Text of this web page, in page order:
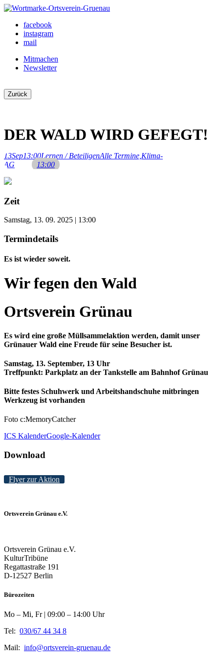
Skip
content
Ortsverein Grünau
Veranstaltungen und Angebote in Ihrem Bezirk
facebook
instagram
mail
Mitmachen
Newsletter
Zurück
DER WALD WIRD GEFEGT!
13Sep13:00Lernen / BeteiligenAlle Termine, Klima-
AG
13:00
Zeit
Samstag, 13. 09. 2025 | 13:00
Termindetails
Es ist wieder soweit.
Wir fegen den Wald
Ortsverein Grünau
Es wird eine große Müllsammelaktion werden, damit unser
Grünauer Wald eine Freude für seine Besucher ist.
Samstag, 13. September, 13 Uhr
Treffpunkt: Parkplatz an der Tankstelle am Bahnhof Grünau
Bitte festes Schuhwerk und Arbeitshandschuhe mitbringen
Werkzeug ist vorhanden
Foto c:MemoryCatcher
ICS KalenderGoogle-Kalender
Download
Flyer zur Aktion
Ortsverein Grünau e.V.
Ortsverein Grünau e.V.
KulturTribüne
Regattastraße 191
D-12527 Berlin
Bürozeiten
Mo – Mi, Fr | 09:00 – 14:00 Uhr
Tel: 030/67 44 34 8
Mail: info@ortsverein-gruenau.de